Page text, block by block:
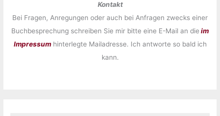
Kontakt
Bei Fragen, Anregungen oder auch bei Anfragen zwecks einer
Buchbesprechung schreiben Sie mir bitte eine E-Mail an die im
Impressumhinterlegte Mailadresse. Ich antworte so bald ich
kann.